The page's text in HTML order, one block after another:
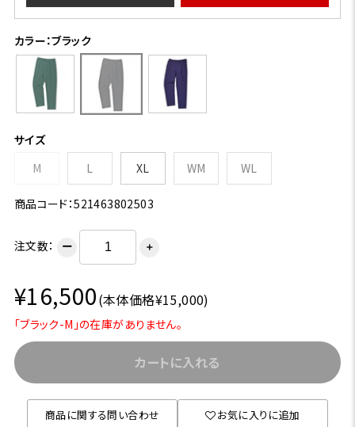
カラー：ブラック
サイズ
M
L XL WM WL
商品コード：521463802503
注文数： ー ＋
¥16,500(本体価格¥15,000)
「ブラック-M」の在庫がありません。
カートに入れる
商品に関する問い合わせ お気に入りに追加